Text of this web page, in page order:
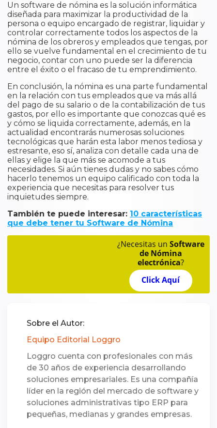
Un software de nómina es la solución informática
diseñada para maximizar la productividad de la
persona o equipo encargado de registrar, liquidar y
controlar correctamente todos los aspectos de la
nómina de los obreros y empleados que tengas, por
ello se vuelve fundamental en el crecimiento de tu
negocio, contar con uno puede ser la diferencia
entre el éxito o el fracaso de tu emprendimiento.
En conclusión, la nómina es una parte fundamental
en la relación con tus empleados que va más allá
del pago de su salario o de la contabilización de tus
gastos, por ello es importante que conozcas qué es
y cómo se liquida correctamente, además, en la
actualidad encontrarás numerosas soluciones
tecnológicas que harán esta labor menos tediosa y
estresante, eso sí, analiza con detalle cada una de
ellas y elige la que más se acomode a tus
necesidades. Si aún tienes dudas y no sabes cómo
hacerlo tenemos un equipo calificado con toda la
experiencia que necesitas para resolver tus
inquietudes siempre.
También te puede interesar: 10 características
que debe tener tu Software de Nómina
¿Necesitas un Software
de Nómina
electrónica?
Click Aquí
Sobre el Autor:
Equipo Editorial Loggro
Loggro cuenta con profesionales con más
de 30 años de experiencia desarrollando
soluciones empresariales. Es una compañía
líder en la región del mercado de software y
soluciones administrativas tipo ERP para
pequeñas, medianas y grandes empresas.